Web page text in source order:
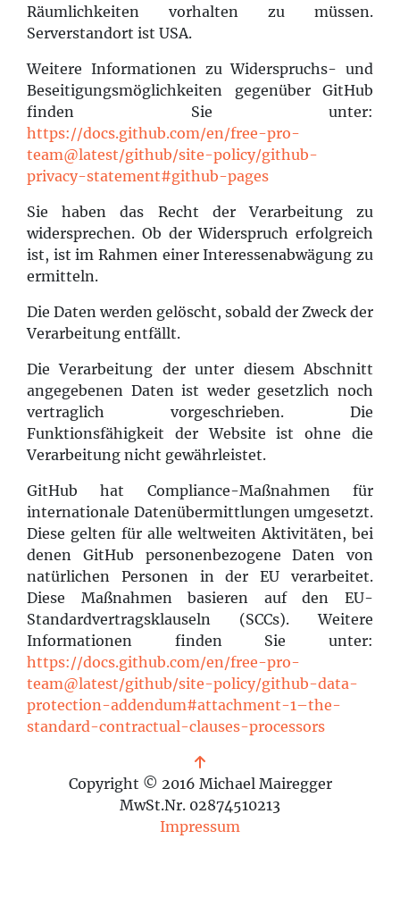
Räumlichkeiten vorhalten zu müssen.
Serverstandort ist USA.
Weitere Informationen zu Widerspruchs- und
Beseitigungsmöglichkeiten gegenüber GitHub
finden Sie unter:
https://docs.github.com/en/free-pro-
team@latest/github/site-policy/github-
privacy-statement#github-pages
Sie haben das Recht der Verarbeitung zu
widersprechen. Ob der Widerspruch erfolgreich
ist, ist im Rahmen einer Interessenabwägung zu
ermitteln.
Die Daten werden gelöscht, sobald der Zweck der
Verarbeitung entfällt.
Die Verarbeitung der unter diesem Abschnitt
angegebenen Daten ist weder gesetzlich noch
vertraglich vorgeschrieben. Die
Funktionsfähigkeit der Website ist ohne die
Verarbeitung nicht gewährleistet.
GitHub hat Compliance-Maßnahmen für
internationale Datenübermittlungen umgesetzt.
Diese gelten für alle weltweiten Aktivitäten, bei
denen GitHub personenbezogene Daten von
natürlichen Personen in der EU verarbeitet.
Diese Maßnahmen basieren auf den EU-
Standardvertragsklauseln (SCCs). Weitere
Informationen finden Sie unter:
https://docs.github.com/en/free-pro-
team@latest/github/site-policy/github-data-
protection-addendum#attachment-1–the-
standard-contractual-clauses-processors
Copyright © 2016 Michael Mairegger
MwSt.Nr. 02874510213
Impressum